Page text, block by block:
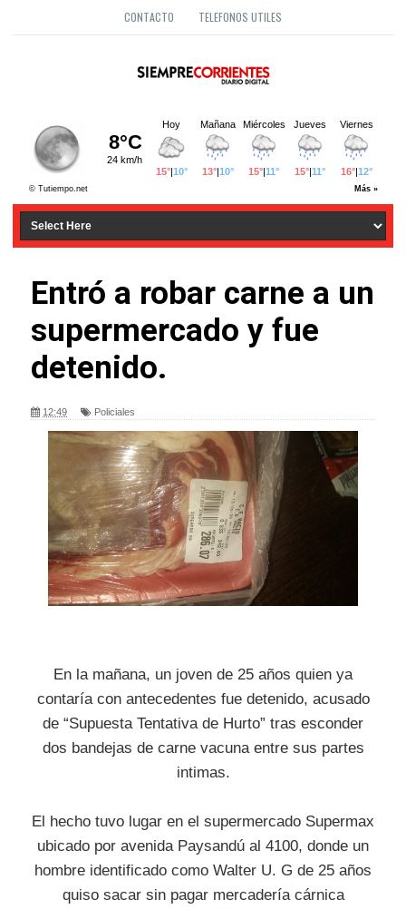
CONTACTO TELEFONOS UTILES
Entró a robar carne a un
supermercado y fue
detenido.
12:49 Policiales
En la mañana, un joven de 25 años quien ya
contaría con antecedentes fue detenido, acusado
de “Supuesta Tentativa de Hurto” tras esconder
dos bandejas de carne vacuna entre sus partes
intimas.
El hecho tuvo lugar en el supermercado Supermax
ubicado por avenida Paysandú al 4100, donde un
hombre identificado como Walter U. G de 25 años
quiso sacar sin pagar mercadería cárnica